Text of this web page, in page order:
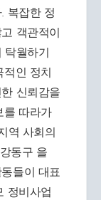
복잡한 정
객관적이
탁월하기
인 정치
신뢰감을
를 따라가
역 사회의
동구 을
들이 대표
정비사업